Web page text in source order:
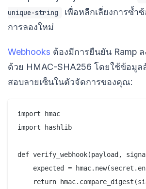
unique-string
เพื่อหลีกเลี่ยงการซ้ำ
การลองใหม่
Webhooks ต้องมีการยืนยัน Ramp
ด้วย HMAC-SHA256 โดยใช้ข้อมู
สอบลายเซ็นในตัวจัดการของคุณ:
import hmac
import hashlib
def verify_webhook(payload,
expected =